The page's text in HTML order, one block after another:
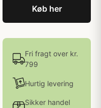
Køb her
Fri fragt over kr.
799
Hurtig levering
Sikker handel